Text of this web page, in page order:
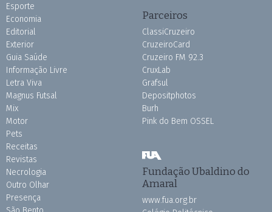
Esporte
Economia
Editorial
Exterior
Guia Saúde
Informação Livre
Letra Viva
Magnus Futsal
Mix
Motor
Pets
Receitas
Revistas
Necrologia
Outro Olhar
Presença
Parceiros
ClassiCruzeiro
CruzeiroCard
Cruzeiro FM 92.3
CruxLab
Grafsul
Depositphotos
Burh
Pink do Bem OSSEL
Fundação Ubaldino do
Amaral
www.fua.org.br